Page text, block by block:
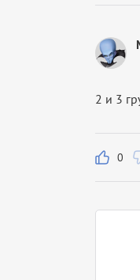
2 и 3
0